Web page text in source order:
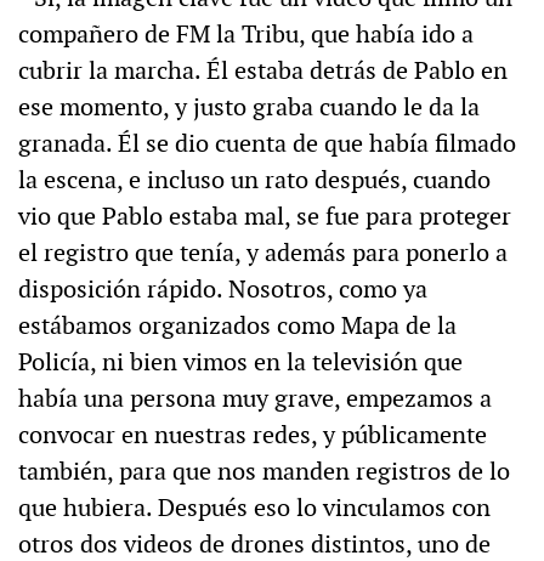
compañero de FM la Tribu, que había ido a
cubrir la marcha. Él estaba detrás de Pablo en
ese momento, y justo graba cuando le da la
granada. Él se dio cuenta de que había filmado
la escena, e incluso un rato después, cuando
vio que Pablo estaba mal, se fue para proteger
el registro que tenía, y además para ponerlo a
disposición rápido. Nosotros, como ya
estábamos organizados como Mapa de la
Policía, ni bien vimos en la televisión que
había una persona muy grave, empezamos a
convocar en nuestras redes, y públicamente
también, para que nos manden registros de lo
que hubiera. Después eso lo vinculamos con
otros dos videos de drones distintos, uno de